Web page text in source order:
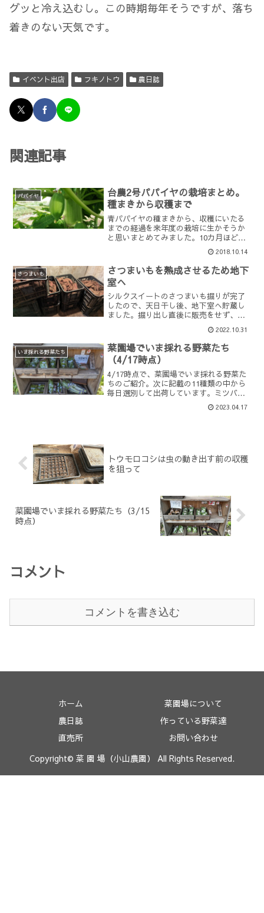
グッと冷え込むし。この時期毎年そうですが、落ち
着きのない天気です。
イベント出店 フキノトウ 農日誌
関連記事
パパイヤ
台農2号パパイヤの栽培まとめ。
種まきから収穫まで
青パパイヤの種まきから、収穫にいたる
までの経過を来年度の栽培に生かそうか
と思いまとめてみました。10カ月ほどで
3m近くまで成長するもんなんですねーパ
パイヤって。冬越しできたらもっと面白
いのですが、、、、冬の寒さに耐えられ
る気がしません。（苦...
2018.10.14
さつまいも
さつまいもを熟成させるため地下
室へ
シルクスイートのさつまいも掘りが完了
したので、天日干し後、地下室へ貯蔵し
ました。掘り出し直後に販売をせず、じ
っくり熟成させてからシルクスイートの
販売をする理由はこちらをどうぞ。
→「私がおススメする美味しいシルクス
イート(さつまいも)の買い方...
2022.10.31
いま採れる野菜たち
菜園場でいま採れる野菜たち
（4/17時点）
4/17時点で、菜園場でいま採れる野菜た
ちのご紹介。次に記載の11種類の中から
毎日選別して出荷しています。ミツバき
ぬさやスナップエンドウ葉にんにくミョ
ウガタケふきタラの芽ブロッコリーリー
2023.04.17
トウモロコシは虫の動き出す前の収穫
を狙って
菜園場でいま採れる野菜たち（3/15
時点）
コメント
コメントを書き込む
ホーム
菜園場について
農日誌
作っている野菜達
直売所
お問い合わせ
Copyright© 菜 園 場（小山農園） All Rights Reserved.